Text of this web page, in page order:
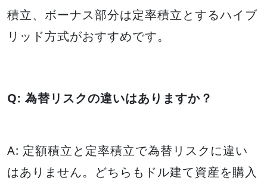
積立、ボーナス部分は定率積立とするハイブ
リッド方式がおすすめです。
Q: 為替リスクの違いはありますか？
A: 定額積立と定率積立で為替リスクに違い
はありません。どちらもドル建て資産を購入